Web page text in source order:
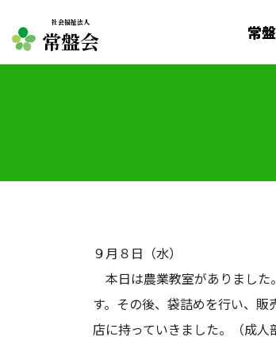
社会福祉法人
常盤会 常
９月８日（水）
本日は農業教室がありました
す。その後、袋詰めを行い、
店に持っていきました。（成人